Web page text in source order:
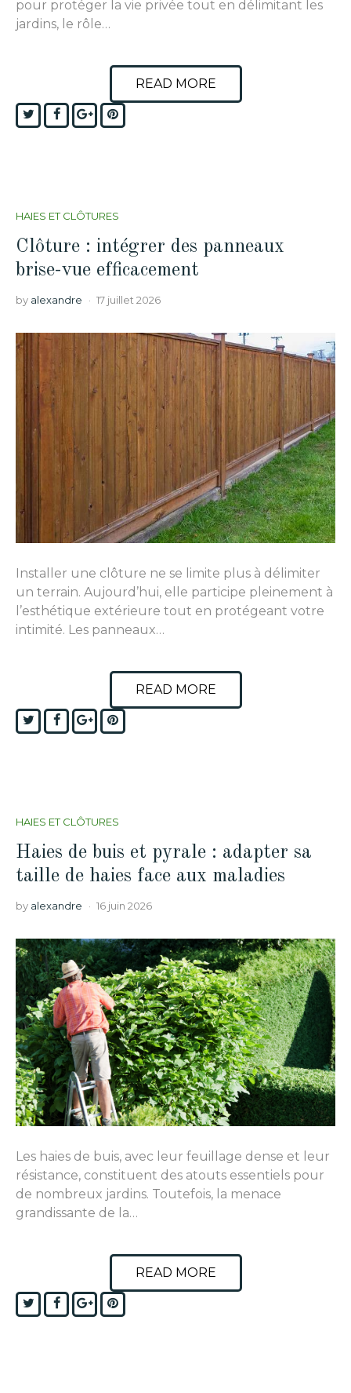
pour protéger la vie privée tout en délimitant les
jardins, le rôle…
READ MORE
TwitterFacebook
Google+Pinterest
HAIES ET CLÔTURES
Clôture : intégrer des panneaux
brise-vue efficacement
by alexandre 17 juillet 2026
Installer une clôture ne se limite plus à délimiter
un terrain. Aujourd’hui, elle participe pleinement à
l’esthétique extérieure tout en protégeant votre
intimité. Les panneaux…
READ MORE
TwitterFacebook
Google+Pinterest
HAIES ET CLÔTURES
Haies de buis et pyrale : adapter sa
taille de haies face aux maladies
by alexandre 16 juin 2026
Les haies de buis, avec leur feuillage dense et leur
résistance, constituent des atouts essentiels pour
de nombreux jardins. Toutefois, la menace
grandissante de la…
READ MORE
TwitterFacebook
Google+Pinterest